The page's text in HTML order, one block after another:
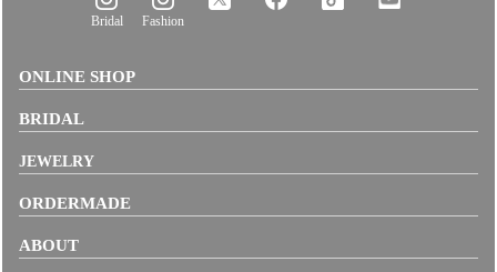
Bridal Fashion
ONLINE SHOP
BRIDAL
JEWELRY
ORDERMADE
ABOUT